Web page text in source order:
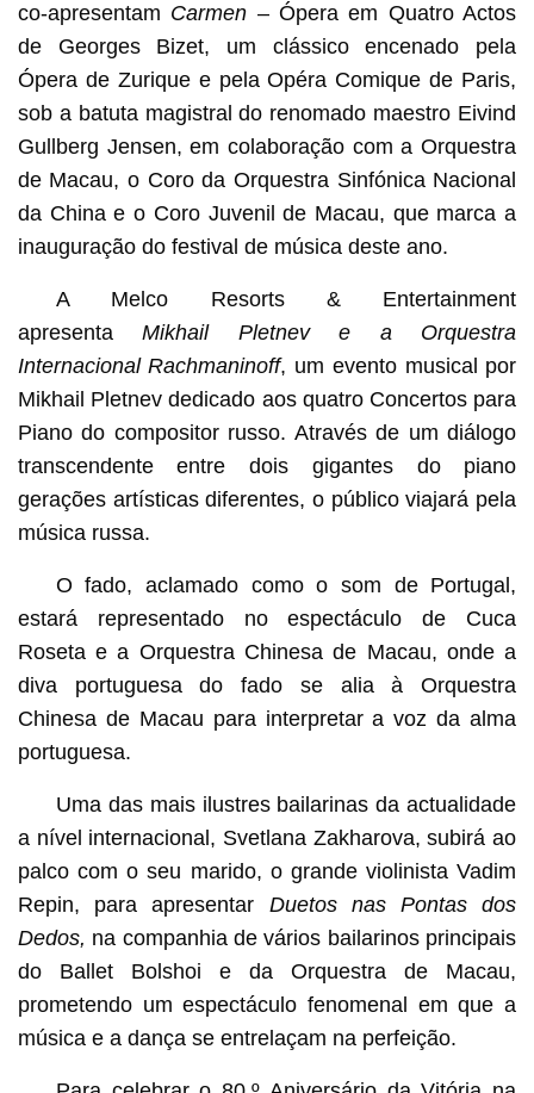
co-apresentam Carmen – Ópera em Quatro Actos
de Georges Bizet, um clássico encenado pela
Ópera de Zurique e pela Opéra Comique de Paris,
sob a batuta magistral do renomado maestro Eivind
Gullberg Jensen, em colaboração com a Orquestra
de Macau, o Coro da Orquestra Sinfónica Nacional
da China e o Coro Juvenil de Macau, que marca a
inauguração do festival de música deste ano.
A Melco Resorts & Entertainment
apresentaMikhail Pletnev e a Orquestra
Internacional Rachmaninoff, um evento musical por
Mikhail Pletnev dedicado aos quatro Concertos para
Piano do compositor russo. Através de um diálogo
transcendente entre dois gigantes do piano
gerações artísticas diferentes, o público viajará pela
música russa.
O fado, aclamado como o som de Portugal,
estará representado no espectáculo de Cuca
Roseta e a Orquestra Chinesa de Macau, onde a
diva portuguesa do fado se alia à Orquestra
Chinesa de Macau para interpretar a voz da alma
portuguesa.
Uma das mais ilustres bailarinas da actualidade
a nível internacional, Svetlana Zakharova, subirá ao
palco com o seu marido, o grande violinista Vadim
Repin, para apresentar Duetos nas Pontas dos
Dedos, na companhia de vários bailarinos principais
do Ballet Bolshoi e da Orquestra de Macau,
prometendo um espectáculo fenomenal em que a
música e a dança se entrelaçam na perfeição.